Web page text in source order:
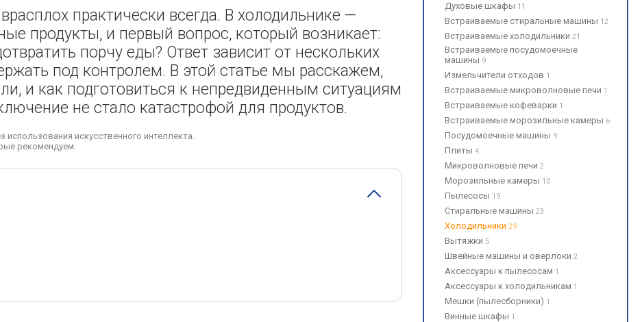
практически всегда. В холодильнике —
продукты, и первый вопрос, который возникает:
порчу еды? Ответ зависит от нескольких
под контролем. В этой статье мы расскажем,
и как подготовиться к непредвиденным ситуациям
не стало катастрофой для продуктов.
искусственного интеллекта.
рекомендуем.
Духовые шкафы 11
Встраиваемые стиральные машины 12
Встраиваемые холодильники 21
Встраиваемые посудомоечные
машины 9
Измельчители отходов 1
Встраиваемые микроволновые печи 1
Встраиваемые кофеварки 1
Встраиваемые морозильные камеры 6
Посудомоечные машины 9
Плиты 4
Микроволновые печи 2
Морозильные камеры 10
Пылесосы 19
Стиральные машины 23
Холодильники 29
Вытяжки 5
Швейные машины и оверлоки 2
Аксессуары к пылесосам 1
Аксессуары к холодильникам 1
Мешки (пылесборники) 1
Винные шкафы 1